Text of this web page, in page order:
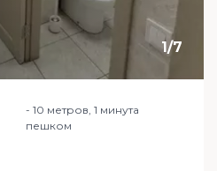
1/7
10 метров, 1 минута
пешком